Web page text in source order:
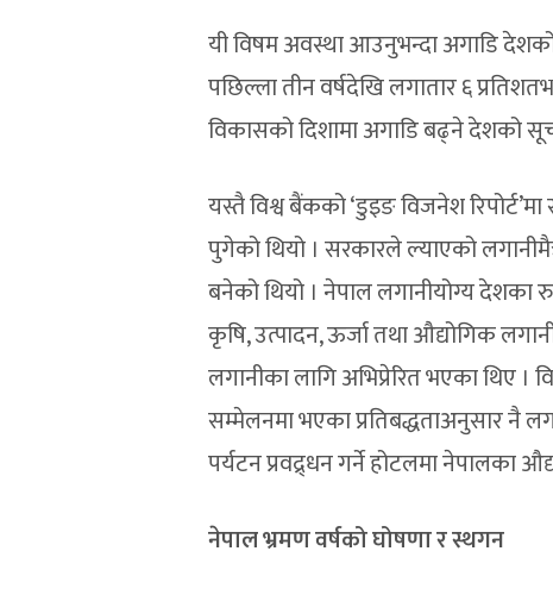
यी विषम अवस्था आउनुभन्दा अगाडि
पछिल्ला तीन वर्षदेखि लगातार ६
विकासको दिशामा अगाडि बढ्ने देशको
यस्तै विश्व बैंकको ‘डुइङ विजनेश
पुगेको थियो । सरकारले ल्याएको
बनेको थियो । नेपाल लगानीयोग्य देशका
कृषि, उत्पादन, ऊर्जा तथा औद्योगिक
लगानीका लागि अभिप्रेरित भएका थिए ।
सम्मेलनमा भएका प्रतिबद्धताअनुसार नै
पर्यटन प्रवद्र्धन गर्ने होटलमा नेपालका
नेपालभ्रमणवर्षकोघोषणारस्थगन